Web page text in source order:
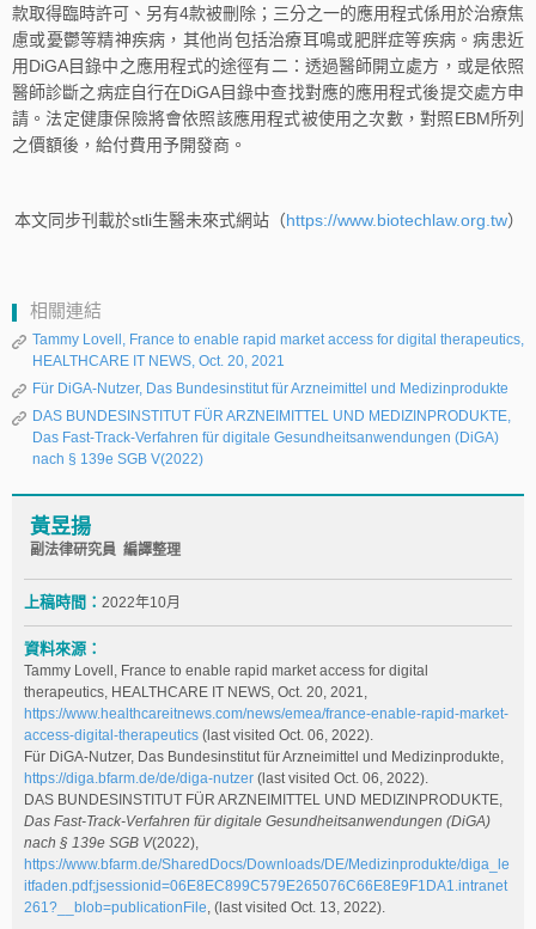
款取得臨時許可、另有4款被刪除；三分之一的應用程式係用於治療焦
慮或憂鬱等精神疾病，其他尚包括治療耳鳴或肥胖症等疾病。病患近
用DiGA目錄中之應用程式的途徑有二：透過醫師開立處方，或是依照
醫師診斷之病症自行在DiGA目錄中查找對應的應用程式後提交處方申
請。法定健康保險將會依照該應用程式被使用之次數，對照EBM所列
之價額後，給付費用予開發商。
本文同步刊載於stli生醫未來式網站（https://www.biotechlaw.org.tw）
相關連結
Tammy Lovell, France to enable rapid market access for digital therapeutics,
HEALTHCARE IT NEWS, Oct. 20, 2021
Für DiGA-Nutzer, Das Bundesinstitut für Arzneimittel und Medizinprodukte
DAS BUNDESINSTITUT FÜR ARZNEIMITTEL UND MEDIZINPRODUKTE,
Das Fast-Track-Verfahren für digitale Gesundheitsanwendungen (DiGA)
nach § 139e SGB V(2022)
黃昱揚
副法律研究員 編譯整理
上稿時間： 2022年10月
資料來源：
Tammy Lovell, France to enable rapid market access for digital
therapeutics, HEALTHCARE IT NEWS, Oct. 20, 2021,
https://www.healthcareitnews.com/news/emea/france-enable-rapid-market-
access-digital-therapeutics (last visited Oct. 06, 2022).
Für DiGA-Nutzer, Das Bundesinstitut für Arzneimittel und Medizinprodukte,
https://diga.bfarm.de/de/diga-nutzer (last visited Oct. 06, 2022).
DAS BUNDESINSTITUT FÜR ARZNEIMITTEL UND MEDIZINPRODUKTE,
Das Fast-Track-Verfahren für digitale Gesundheitsanwendungen (DiGA)
nach § 139e SGB V(2022),
https://www.bfarm.de/SharedDocs/Downloads/DE/Medizinprodukte/diga_le
itfaden.pdf;jsessionid=06E8EC899C579E265076C66E8E9F1DA1.intranet
261?__blob=publicationFile, (last visited Oct. 13, 2022).